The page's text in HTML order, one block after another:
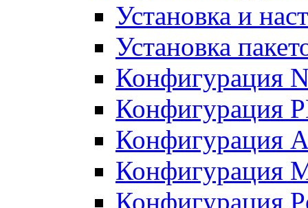
Установка и
Установка
Конфигурация
Конфигурация
Конфигурация
Конфигурация
Конфигурация